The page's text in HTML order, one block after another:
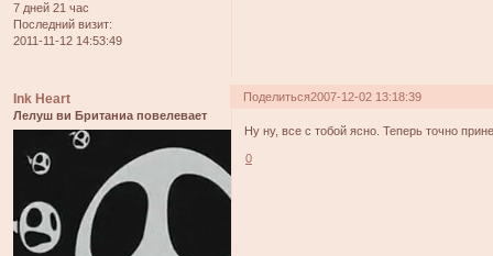
7 дней 21 час
Последний визит:
2011-11-12 14:53:49
Поделиться2007-12-02 13:18:39
Ink Heart
Лелуш ви Британиа повелевает
Ну ну, все с тобой ясно. Теперь точно
0